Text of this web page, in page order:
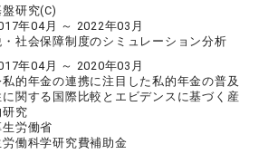
盤研究(C)
年04月 ～ 2022年03月
・社会保障制度のシミュレーション分析
年04月 ～ 2020年03月
私的年金の連携に注目した私的年金の普及
関する国際比較とエビデンスに基づく産
究
生労働省
労働科学研究費補助金